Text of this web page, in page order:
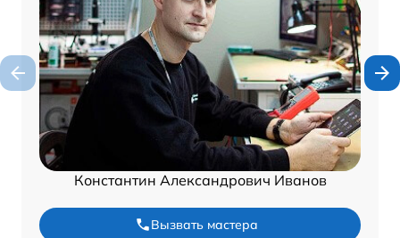
Константин Александрович Иванов
Вызвать мастера